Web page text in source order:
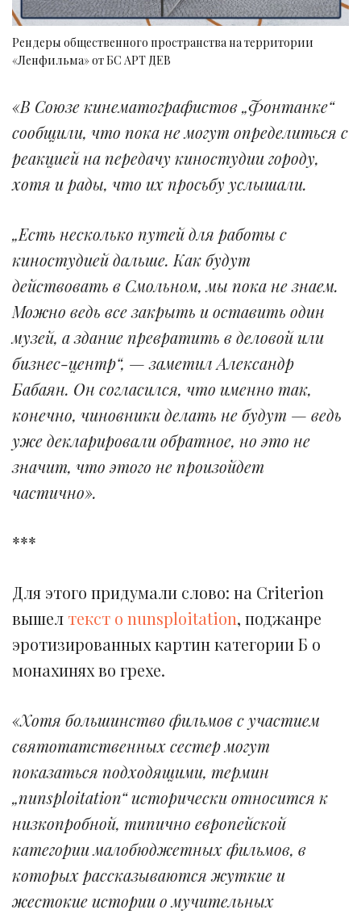
Рендеры общественного пространства на территории
«Ленфильма» от БС АРТ ДЕВ
«В Союзе кинематографистов „Фонтанке“
сообщили, что пока не могут определиться с
реакцией на передачу киностудии городу,
хотя и рады, что их просьбу услышали.
„Есть несколько путей для работы с
киностудией дальше. Как будут
действовать в Смольном, мы пока не знаем.
Можно ведь все закрыть и оставить один
музей, а здание превратить в деловой или
бизнес-центр“, — заметил Александр
Бабаян. Он согласился, что именно так,
конечно, чиновники делать не будут — ведь
уже декларировали обратное, но это не
значит, что этого не произойдет
частично».
***
Для этого придумали слово: на Criterion
вышел текст о nunsploitation, поджанре
эротизированных картин категории Б о
монахинях во грехе.
«Хотя большинство фильмов с участием
святотатственных сестер могут
показаться подходящими, термин
„nunsploitation“ исторически относится к
низкопробной, типично европейской
категории малобюджетных фильмов, в
которых рассказываются жуткие и
жестокие истории о мучительных